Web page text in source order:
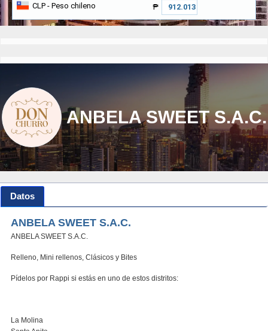
CLP - Peso chileno ₱
ANBELA SWEET S.A.C.
Datos
ANBELA SWEET S.A.C.
ANBELA SWEET S.A.C.
Relleno, Mini rellenos, Clásicos y Bites
Pídelos por Rappi si estás en uno de estos distritos:
La Molina